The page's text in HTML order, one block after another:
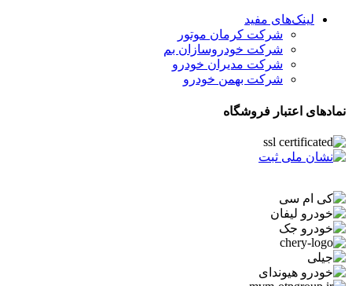
لینک‌های مفید
شرکت کرمان موتور
شرکت خودروسازان بم
شرکت مدیران خودرو
شرکت بهمن خودرو
نمادهای اعتبار فروشگاه